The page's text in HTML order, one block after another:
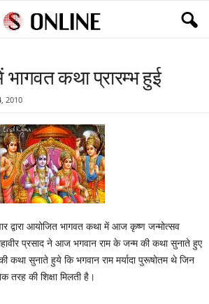
कथा प्रारम्भ हुई
2010
द्वारा आयोजित भागवत कथा में आज कृष्ण जन्मोत्सव
प्रसाद ने आज भगवान राम के जन्म की कथा सुनाते हुए
कथा सुनाते हुये कि भगवान राम मर्यादा पुरूषोतम थे जिन
की शिक्षा मिलती है।